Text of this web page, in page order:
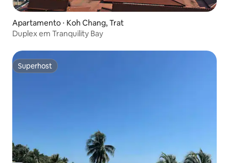
Apartamento ⋅ Koh Chang, Trat
Duplex em Tranquility Bay
Superhost
Superhost